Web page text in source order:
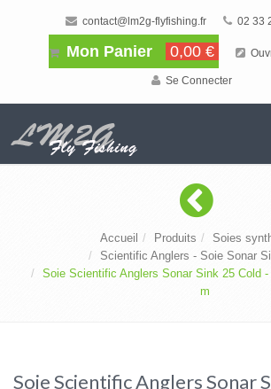
contact@lm2g-flyfishing.fr 02 33
Mon Panier 0,00 €
Se Connecter
Accueil Produits
Soies
Scientific Anglers - Soie Sonar
Soie Scientific Anglers Sonar Sink 25 Cold
m
Soie Scientific Anglers Sonar